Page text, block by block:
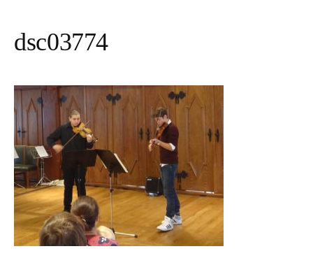
dsc03774